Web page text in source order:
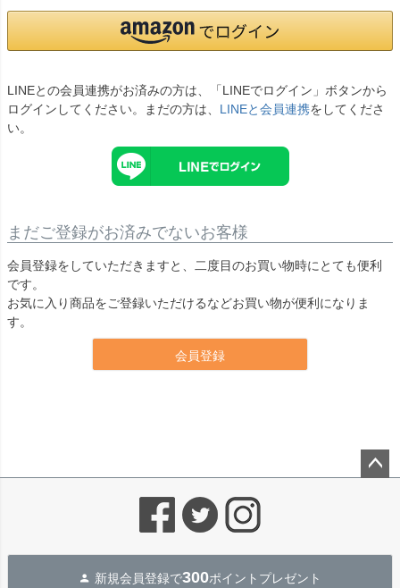
LINEとの会員連携がお済みの方は、「LINEでログイン」ボタンから
ログインしてください。まだの方は、 LINEと会員連携をしてくださ
い。
まだご登録がお済みでないお客様
会員登録をしていただきますと、二度目のお買い物時にとても便利
です。
お気に入り商品をご登録いただけるなどお買い物が便利になりま
す。
会員登録
新規会員登録で300ポイントプレゼント